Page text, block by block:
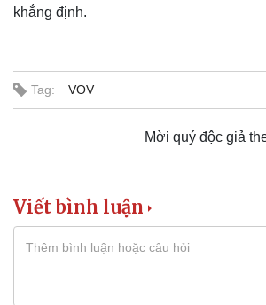
khẳng định.
Tag: VOV
Mời quý độc giả
Viết bình luận